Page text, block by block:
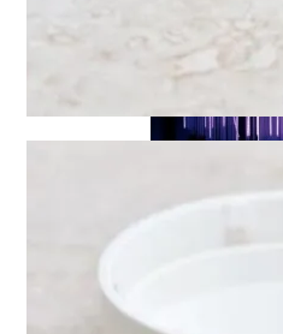
Названы
Названы